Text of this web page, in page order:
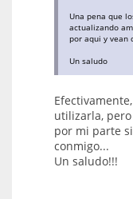
Una pena que
actualizando
por aqui y vean
Un saludo
utilizarla,
por mi parte
conmigo...
Un saludo!!!